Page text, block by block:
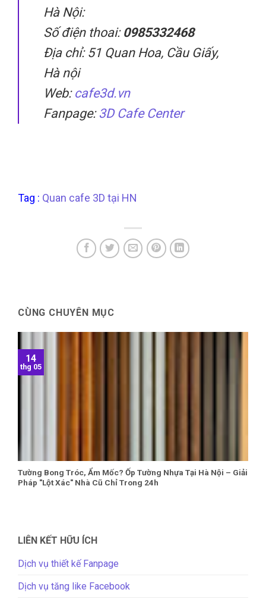
Hà Nội:
Số điện thoai: 0985332468
Địa chỉ: 51 Quan Hoa, Cầu Giấy,
Hà nội
Web: cafe3d.vn
Fanpage: 3D Cafe Center
Tag : Quan cafe 3D tại HN
CÙNG CHUYÊN MỤC
Tường Bong Tróc, Ẩm Mốc? Ốp Tường Nhựa Tại Hà Nội – Giải
Pháp "Lột Xác" Nhà Cũ Chỉ Trong 24h
14
thg 05
LIÊN KẾT HỮU ÍCH
Dịch vụ thiết kế Fanpage
Dịch vụ tăng like Facebook